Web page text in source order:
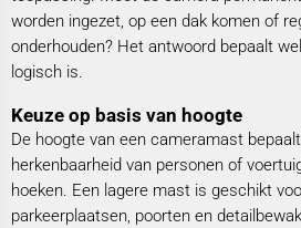
worden ingezet, op een dak komen of
onderhouden? Het antwoord bepaalt
logisch is.
Keuze op basis van hoogte
De hoogte van een cameramast
herkenbaarheid van personen of
hoeken. Een lagere mast is geschikt
parkeerplaatsen, poorten en